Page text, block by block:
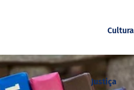
Cultura
Justiça